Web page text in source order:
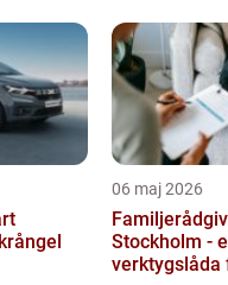
06 maj 2026
Stockholm -
verktygslåda